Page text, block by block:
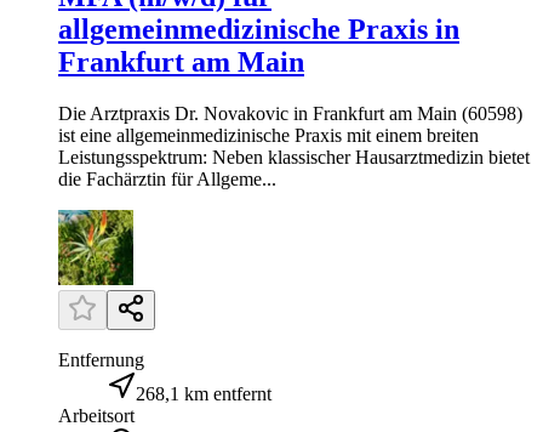
allgemeinmedizinische Praxis in
Frankfurt am Main
Die Arztpraxis Dr. Novakovic in Frankfurt am Main (60598)
ist eine allgemeinmedizinische Praxis mit einem breiten
Leistungsspektrum: Neben klassischer Hausarztmedizin bietet
die Fachärztin für Allgeme...
Entfernung
268,1 km entfernt
Arbeitsort